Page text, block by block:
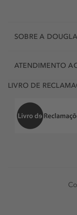
SOBRE A
ATENDIMENTO
LIVRO DE